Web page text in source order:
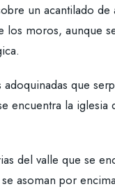
un acantilado
los moros, aunque
que
encuentra la
del valle que se
asoman por